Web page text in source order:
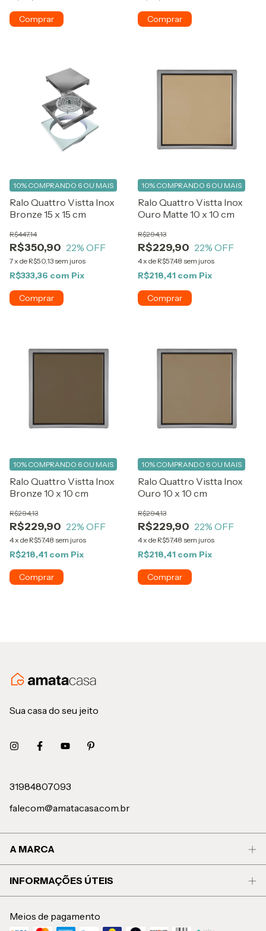
Ralo Quattro Vistta Inox
Bronze 15 x 15 cm
R$350,90
R$447,14
22% OFF
7 x de R$50,13 sem juros
10% COMPRANDO 6 OU MAIS
R$333,36 com Pix
Ralo Quattro Vistta Inox
Ouro Matte 10 x 10 cm
R$229,90
R$294,13
22% OFF
4 x de R$57,48 sem juros
10% COMPRANDO 6 OU MAIS
R$218,41 com Pix
Ralo Quattro Vistta Inox
Bronze 10 x 10 cm
R$229,90
R$294,13
22% OFF
4 x de R$57,48 sem juros
10% COMPRANDO 6 OU MAIS
R$218,41 com Pix
Ralo Quattro Vistta Inox
Ouro 10 x 10 cm
R$229,90
R$294,13
22% OFF
4 x de R$57,48 sem juros
10% COMPRANDO 6 OU MAIS
R$218,41 com Pix
Sua casa do seu jeito
31984807093
falecom@amatacasa.com.br
A MARCA
INFORMAÇÕES ÚTEIS
Meios de pagamento